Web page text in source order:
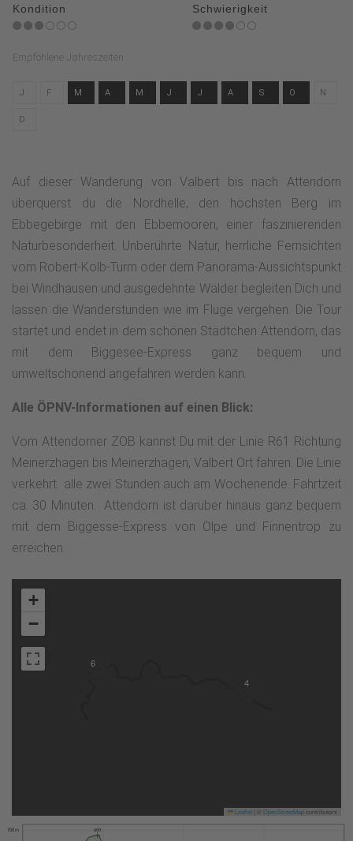
Kondition Schwierigkeit
Empfohlene Jahreszeiten
J F M A M J J A S O N
D
Auf dieser Wanderung von Valbert bis nach Attendorn
überquerst du die Nordhelle, den höchsten Berg im
Ebbegebirge mit den Ebbemooren, einer faszinierenden
Naturbesonderheit. Unberührte Natur, herrliche Fernsichten
vom Robert-Kolb-Turm oder dem Panorama-Aussichtspunkt
bei Windhausen und ausgedehnte Wälder begleiten Dich und
lassen die Wanderstunden wie im Fluge vergehen. Die Tour
startet und endet in dem schönen Städtchen Attendorn, das
mit dem Biggesee-Express ganz bequem und
umweltschonend angefahren werden kann.
Alle ÖPNV-Informationen auf einen Blick:
Vom Attendorner ZOB kannst Du mit der Linie R61 Richtung
Meinerzhagen bis Meinerzhagen, Valbert Ort fahren. Die Linie
verkehrt alle zwei Stunden auch am Wochenende. Fahrtzeit
ca. 30 Minuten. Attendorn ist darüber hinaus ganz bequem
mit dem Biggesse-Express von Olpe und Finnentrop zu
erreichen.
4
6
+
−
Leaflet OpenStreetMapcontributors
700 m 669